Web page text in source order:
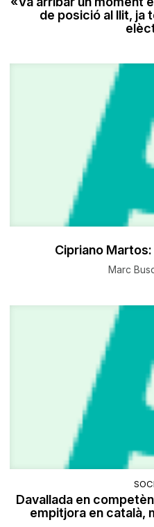
de posició al llit, ja
Cipriano
Marc
Davallada en
empitjora en català,